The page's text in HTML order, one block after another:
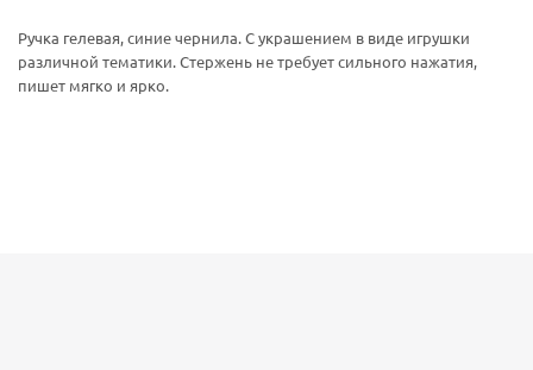
Ручка гелевая, синие чернила. С украшением в виде игрушки
различной тематики. Стержень не требует сильного нажатия,
пишет мягко и ярко.